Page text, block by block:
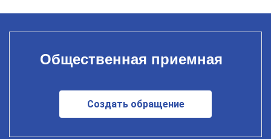
Общественная приемная
Создать обращение